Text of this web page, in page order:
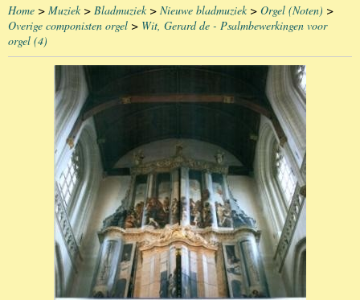
Home > Muziek> Bladmuziek> Nieuwe bladmuziek> Orgel (Noten) >
Overige componisten orgel > Wit, Gerard de - Psalmbewerkingen voor
orgel (4)